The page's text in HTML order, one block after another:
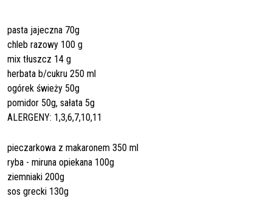
pasta jajeczna 70g
chleb razowy 100 g
mix tłuszcz 14 g
herbata b/cukru 250 ml
ogórek świeży 50g
pomidor 50g, sałata 5g
ALERGENY: 1,3,6,7,10,11
pieczarkowa z makaronem 350 ml
ryba - miruna opiekana 100g
ziemniaki 200g
sos grecki 130g